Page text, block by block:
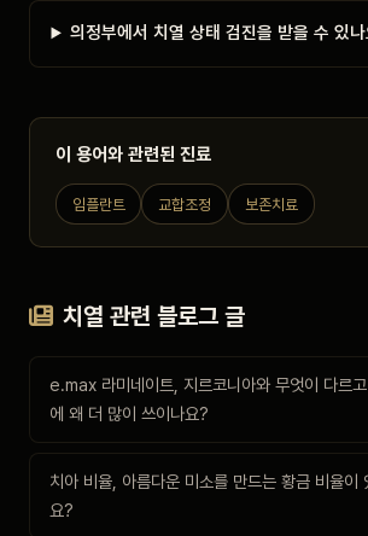
의정부에서 치열 상태 검진을 받을 수 있
이 용어와 관련된 진료
임플란트 교합조정 보존치료
치열 관련 블로그 글
e.max 라미네이트, 지르코니아와 무엇이 다르고
에 왜 더 많이 쓰이나요?
치아 비율, 아름다운 미소를 만드는 황금 비율이
요?